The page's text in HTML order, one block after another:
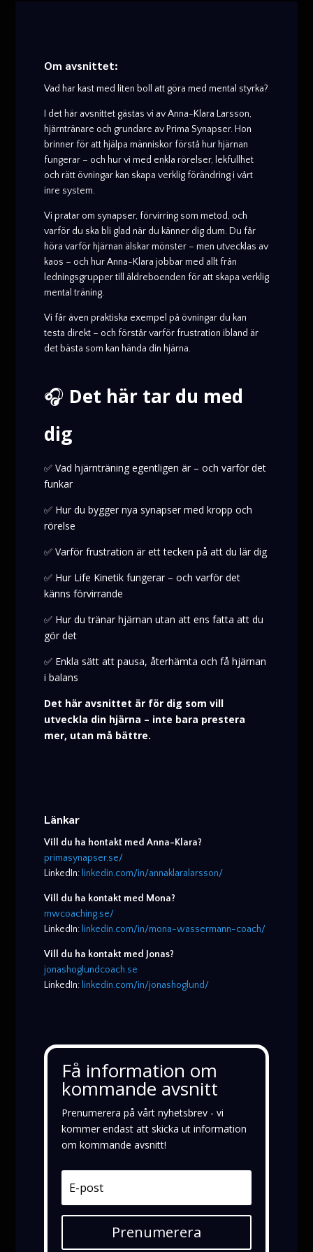
Om avsnittet:
Vad har kast med liten boll att göra med mental styrka?
I det här avsnittet gästas vi av Anna-Klara Larsson,
hjärntränare och grundare av Prima Synapser. Hon
brinner för att hjälpa människor förstå hur hjärnan
fungerar – och hur vi med enkla rörelser, lekfullhet
och rätt övningar kan skapa verklig förändring i vårt
inre system.
Vi pratar om synapser, förvirring som metod, och
varför du ska bli glad när du känner dig dum. Du får
höra varför hjärnan älskar mönster – men utvecklas av
kaos – och hur Anna-Klara jobbar med allt från
ledningsgrupper till äldreboenden för att skapa verklig
mental träning.
Vi får även praktiska exempel på övningar du kan
testa direkt – och förstår varför frustration ibland är
det bästa som kan hända din hjärna.
🎧 Det här tar du med
dig
✅ Vad hjärnträning egentligen är – och varför det
funkar
✅ Hur du bygger nya synapser med kropp och
rörelse
✅ Varför frustration är ett tecken på att du lär dig
✅ Hur Life Kinetik fungerar – och varför det
känns förvirrande
✅ Hur du tränar hjärnan utan att ens fatta att du
gör det
✅ Enkla sätt att pausa, återhämta och få hjärnan
i balans
Det här avsnittet är för dig som vill
utveckla din hjärna – inte bara prestera
mer, utan må bättre.
Länkar
Vill du ha hontakt med Anna-Klara?
primasynapser.se/
LinkedIn:linkedin.com/in/annaklaralarsson/
Vill du ha kontakt med Mona?
mwcoaching.se/
LinkedIn:linkedin.com/in/mona-wassermann-coach/
Vill du ha kontakt med Jonas?
jonashoglundcoach.se
LinkedIn:linkedin.com/in/jonashoglund/
Få information om
kommande avsnitt
Prenumerera på vårt nyhetsbrev - vi
kommer endast att skicka ut information
om kommande avsnitt!
Prenumerera